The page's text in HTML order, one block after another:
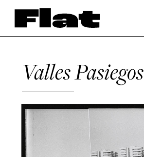
Valles Pasiegos